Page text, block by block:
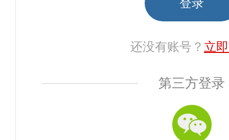
还没有账号？ 立
第三方登录